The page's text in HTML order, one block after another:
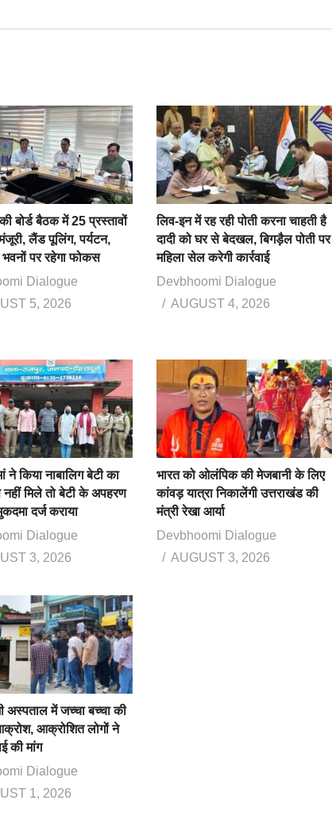
बोर्ड बैठक में 25 प्रस्तावों
लैंड पूलिंग, पर्यटन,
भवनों पर रहेगा फोकस
Dialogue
5, 2026
लिव-इन में रह रही पोती करना चाहती है
दादी को घर से बेदखल, बिगड़ैल पोती पर
महिला सेल करेगी कार्रवाई
Devbhoomi Dialogue
AUGUST 4, 2026
ने किया नाबालिग बेटी का
नहीं मिले तो बेटी के अपहरण
दर्ज कराया
Dialogue
3, 2026
भारत को ओलंपिक की मेजबानी के लिए
कांवड़ यात्रा निकालेंगी उत्तराखंड की
मंत्री रेखा आर्या
Devbhoomi Dialogue
AUGUST 3, 2026
अस्पताल में जच्चा बच्चा की
आक्रोशित लोगों ने
की मांग
Dialogue
1, 2026